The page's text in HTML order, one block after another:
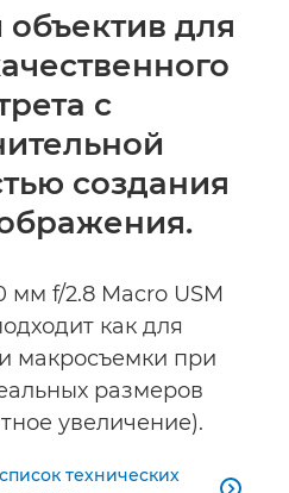
для
с
создания
мм f/2.8 Macro USM
как для
макросъемки при
размеров
увеличение).
технических
